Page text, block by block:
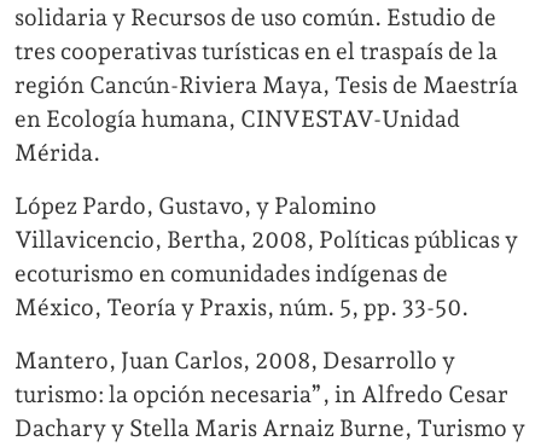
solidaria y Recursos de uso común. Estudio de
tres cooperativas turísticas en el traspaís de la
región Cancún-Riviera Maya, Tesis de Maestría
en Ecología humana, CINVESTAV-Unidad
Mérida.
López Pardo, Gustavo, y Palomino
Villavicencio, Bertha, 2008, Políticas públicas y
ecoturismo en comunidades indígenas de
México, Teoría y Praxis, núm. 5, pp. 33-50.
Mantero, Juan Carlos, 2008, Desarrollo y
turismo: la opción necesaria”, in Alfredo Cesar
Dachary y Stella Maris Arnaiz Burne, Turismo y